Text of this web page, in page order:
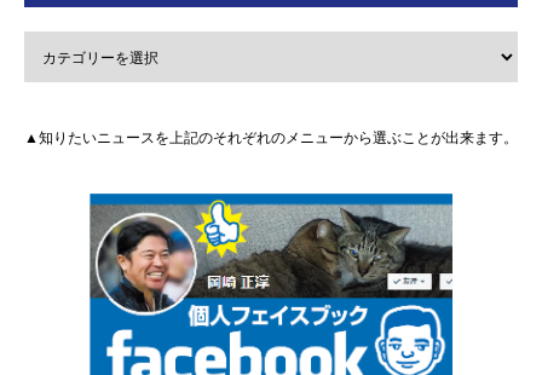
▲知りたいニュースを上記のそれぞれのメニューから選ぶことが出来ます。